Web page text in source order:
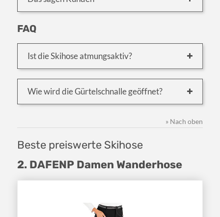
FAQ
Ist die Skihose atmungsaktiv?
Wie wird die Gürtelschnalle geöffnet?
» Nach oben
Beste preiswerte Skihose
2. DAFENP Damen Wanderhose